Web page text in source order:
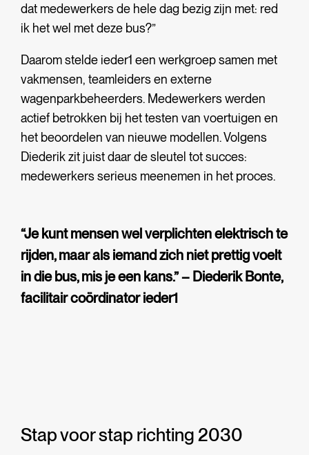
dat medewerkers de hele dag bezig zijn met: red
ik het wel met deze bus?”
Daarom stelde ieder1 een werkgroep samen met
vakmensen, teamleiders en externe
wagenparkbeheerders. Medewerkers werden
actief betrokken bij het testen van voertuigen en
het beoordelen van nieuwe modellen.Volgens
Diederik zit juist daar de sleutel tot succes:
medewerkers serieus meenemen in het proces.
“Je kunt mensen wel verplichten elektrisch te
rijden, maar als iemand zich niet prettig voelt
in die bus, mis je een kans.” – Diederik Bonte,
facilitair coördinator ieder1
Stap voor stap richting 2030